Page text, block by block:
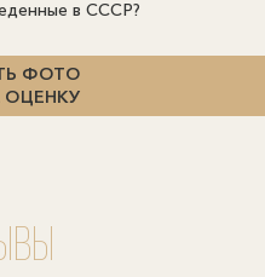
в СССР?
ФОТО
ОЦЕНКУ